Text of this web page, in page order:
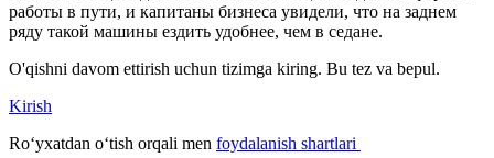
работы в пути, и капитаны бизнеса увидели, что на заднем
ряду такой машины ездить удобнее, чем в седане.
O'qishni davom ettirish uchun tizimga kiring. Bu tez va bepul.
Kirish
Roʻyxatdan oʻtish orqali men foydalanish shartlari